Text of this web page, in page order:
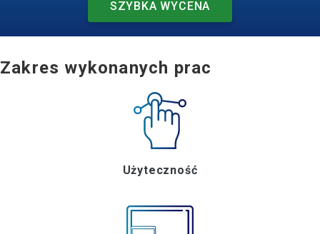
SZYBKA WYCENA
Zakres wykonanych prac
Użyteczność